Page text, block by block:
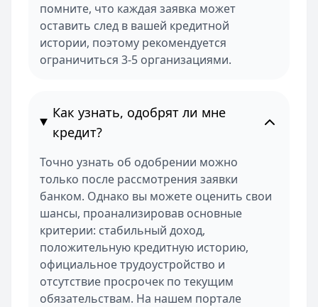
помните, что каждая заявка может
оставить след в вашей кредитной
истории, поэтому рекомендуется
ограничиться 3-5 организациями.
Как узнать, одобрят ли мне
кредит?
Точно узнать об одобрении можно
только после рассмотрения заявки
банком. Однако вы можете оценить свои
шансы, проанализировав основные
критерии: стабильный доход,
положительную кредитную историю,
официальное трудоустройство и
отсутствие просрочек по текущим
обязательствам. На нашем портале